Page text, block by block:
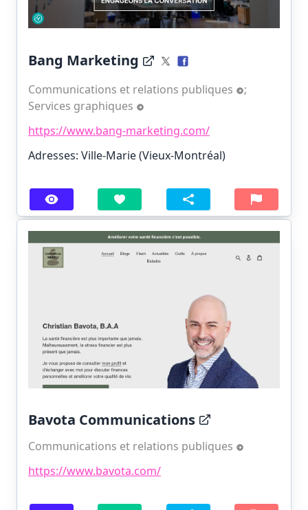
Bang Marketing
Communications et relations publiques
;
Services graphiques
https://www.bang-marketing.com/
Adresses: Ville-Marie (Vieux-Montréal)
Bavota Communications
Communications et relations publiques
https://www.bavota.com/